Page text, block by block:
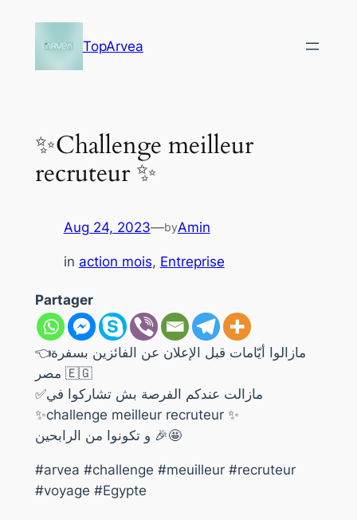
TopArvea
✨Challenge meilleur
recruteur ✨
Aug 24, 2023—byAmin
in action mois, Entreprise
Partager
👈مازالوا أيّامات قبل الإعلان عن الفائزين بسفرة
مصر 🇪🇬
✅مازالت عندكم الفرصة بش تشاركوا في
✨challenge meilleur recruteur ✨
و تكونوا من الرابحين 🎉🤩
#arvea #challenge #meuilleur #recruteur
#voyage #Egypte